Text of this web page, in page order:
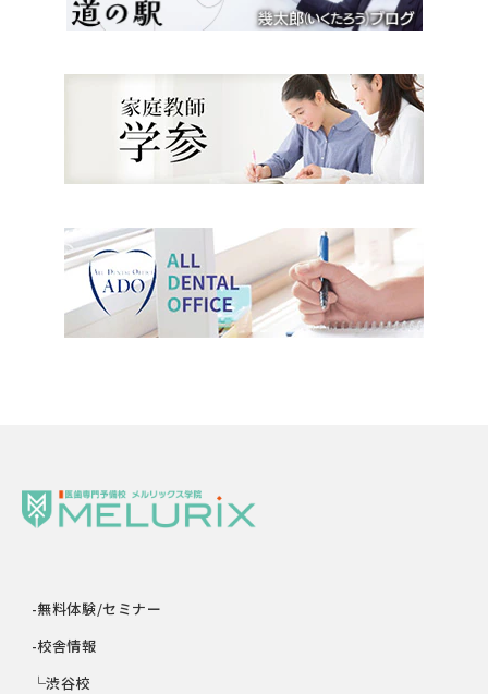
-無料体験/セミナー
-校舎情報
└渋谷校